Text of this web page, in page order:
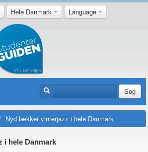
Hele Danmark Language
Søg
Nyd lækker vinterjazz i hele Danmark
i hele Danmark